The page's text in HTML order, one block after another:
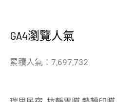
GA4瀏覽人氣
累積人氣：7,697,732